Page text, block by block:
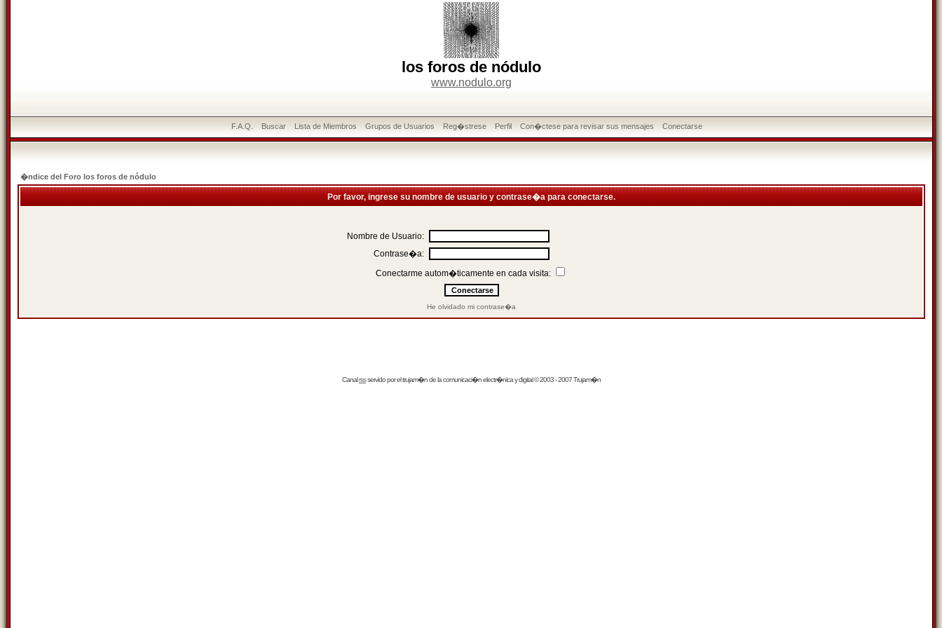
los foros de nódulo
www.nodulo.org
F.A.Q. Buscar Lista de Miembros Grupos de Usuarios Reg�strese Perfil Con�ctese para revisar sus mensajes Conectarse
�ndice del Foro los foros de nódulo
Por favor, ingrese su nombre de usuario y contrase�a para conectarse.
Nombre de Usuario:
Contrase�a:
Conectarme autom�ticamente en cada visita:
He olvidado mi contrase�a
Canalrssservido por eltrujam�nde la comunicaci�n electr�nica y digital © 2003 - 2007 Trujam�n